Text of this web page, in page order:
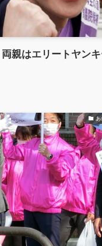
親はエリートヤン